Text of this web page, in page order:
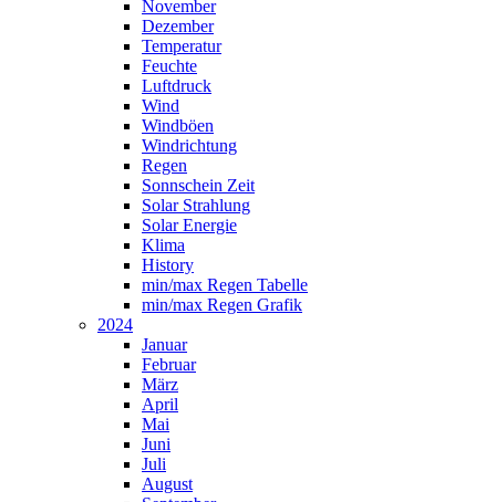
November
Dezember
Temperatur
Feuchte
Luftdruck
Wind
Windböen
Windrichtung
Regen
Sonnschein Zeit
Solar Strahlung
Solar Energie
Klima
History
min/max Regen Tabelle
min/max Regen Grafik
2024
Januar
Februar
März
April
Mai
Juni
Juli
August